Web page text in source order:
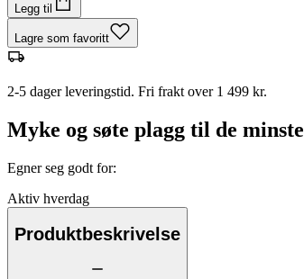
Legg til
Lagre som favoritt
2-5 dager leveringstid. Fri frakt over 1 499 kr.
Myke og søte plagg til de minste
Egner seg godt for:
Aktiv hverdag
Produktbeskrivelse